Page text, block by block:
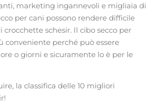
marketing ingannevoli e migliaia di
per cani possono rendere difficile
schesir. Il cibo secco per
conveniente perché può essere
o giorni e sicuramente lo è per le
la classifica delle 10 migliori